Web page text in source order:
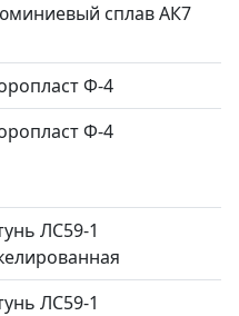
сплав АК7
Ф-4
Ф-4
ЛС59-1
ЛС59-1